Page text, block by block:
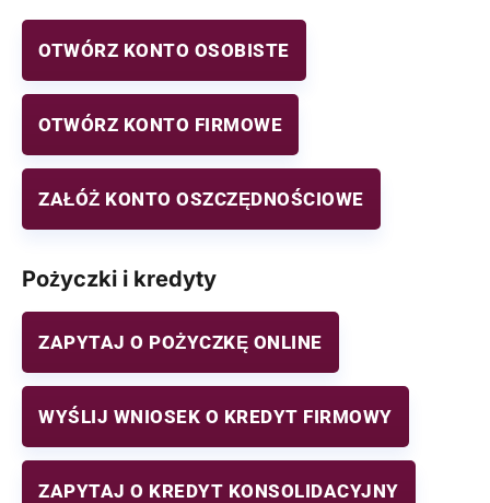
OTWÓRZ KONTO OSOBISTE
OTWÓRZ KONTO FIRMOWE
ZAŁÓŻ KONTO OSZCZĘDNOŚCIOWE
Pożyczki i kredyty
ZAPYTAJ O POŻYCZKĘ ONLINE
WYŚLIJ WNIOSEK O KREDYT FIRMOWY
ZAPYTAJ O KREDYT KONSOLIDACYJNY